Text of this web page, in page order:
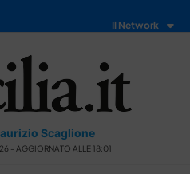
Il Network
Scaglione
- AGGIORNATO ALLE 18:01